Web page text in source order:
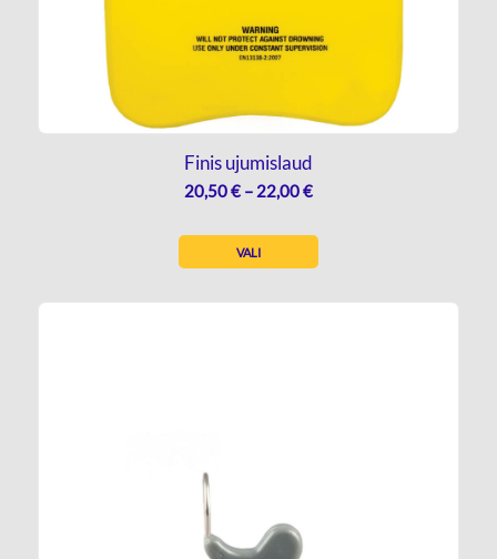
Finis ujumislaud
20,50€ – 22,00€HINNAVAHEMIK:
KUNI
22,00 €
VALI